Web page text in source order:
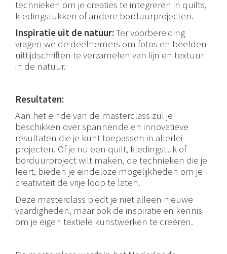
technieken om je creaties te integreren in quilts,
kledingstukken of andere borduurprojecten.
Inspiratie uit de natuur:Ter voorbereiding
vragen we de deelnemers om fotos en beelden
uittijdschriften te verzamelen van lijn en textuur
in de natuur.
Resultaten:
Aan het einde van de masterclass zul je
beschikken over spannende en innovatieve
resultaten die je kunt toepassen in allerlei
projecten. Of je nu een quilt, kledingstuk of
borduurproject wilt maken, de technieken die je
leert, bieden je eindeloze mogelijkheden om je
creativiteit de vrije loop te laten.
Deze masterclass biedt je niet alleen nieuwe
vaardigheden, maar ook de inspiratie en kennis
om je eigen textiele kunstwerken te creëren.